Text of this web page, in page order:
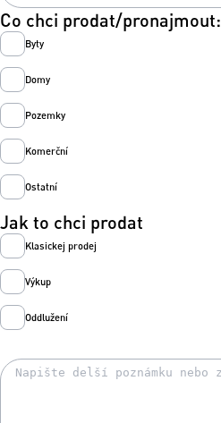
Co chci prodat/pronajmout:
Byty
Domy
Pozemky
Komerční
Ostatní
Jak to chci prodat
Klasickej prodej
Výkup
Oddlužení